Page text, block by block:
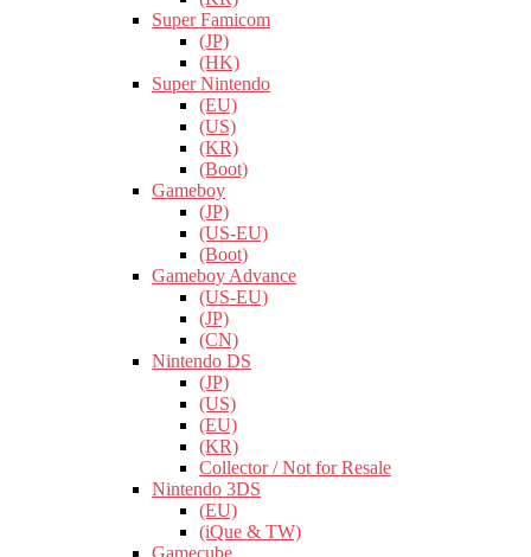
Super Famicom
(JP)
(HK)
Super Nintendo
(EU)
(US)
(KR)
(Boot)
Gameboy
(JP)
(US-EU)
(Boot)
Gameboy Advance
(US-EU)
(JP)
(CN)
Nintendo DS
(JP)
(US)
(EU)
(KR)
Collector / Not for Resale
Nintendo 3DS
(EU)
(iQue & TW)